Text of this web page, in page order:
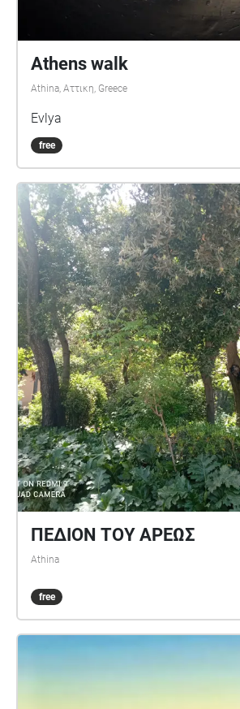
Athens walk
Athina, Αττικη, Greece
Evlya
free
ΠΕΔΙΟΝ ΤΟΥ ΑΡΕΩΣ
Athina
free